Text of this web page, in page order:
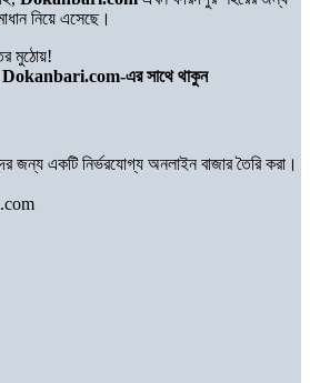
নিয়ে এসেছে।
মুঠোয়!
Dokanbari.com-এর সাথে থাকুন
জন্য একটি নির্ভরযোগ্য অনলাইন বাজার তৈরি করা।